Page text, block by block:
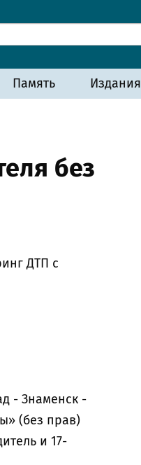
Память Издания
без
ДТП с
- Знаменск -
(без прав)
и 17-